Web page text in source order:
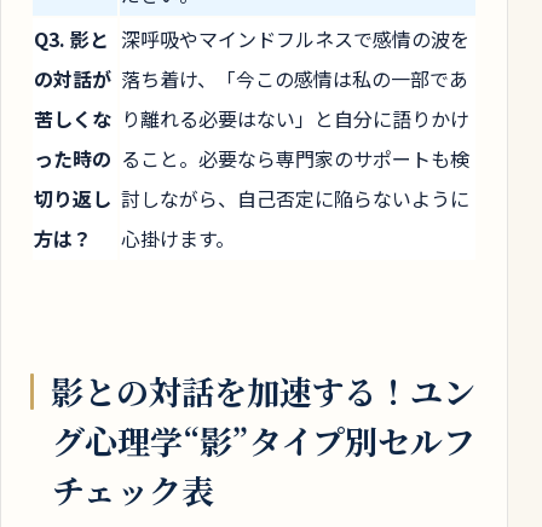
Q3. 影と
の対話が
苦しくな
った時の
切り返し
方は？
深呼吸やマインドフルネスで感情の波を
落ち着け、「今この感情は私の一部であ
り離れる必要はない」と自分に語りかけ
ること。必要なら専門家のサポートも検
討しながら、自己否定に陥らないように
心掛けます。
影との対話を加速する！ユン
グ心理学“影”タイプ別セルフ
チェック表